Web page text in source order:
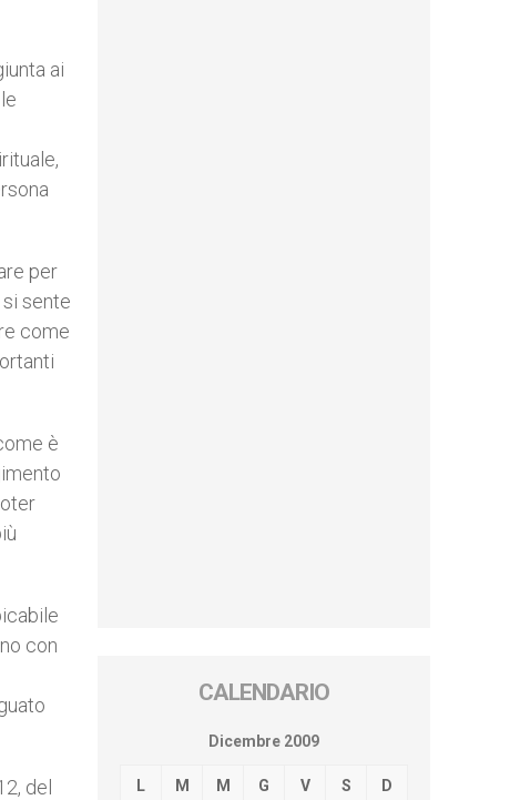
ai
per
sente
come
è
con
del
CALENDARIO
Dicembre 2009
L M M G V S D